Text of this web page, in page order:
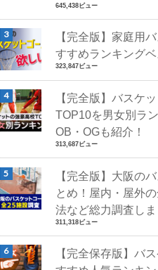
645,438ビュー
【完全版】家庭用
すすめランキング
323,847ビュー
【完全版】バスケ
TOP10を男女別ラ
OB・OGも紹介！
313,687ビュー
【完全版】大阪の
とめ！屋内・屋外
法など総力調査しま
311,318ビュー
【完全保存版】バ